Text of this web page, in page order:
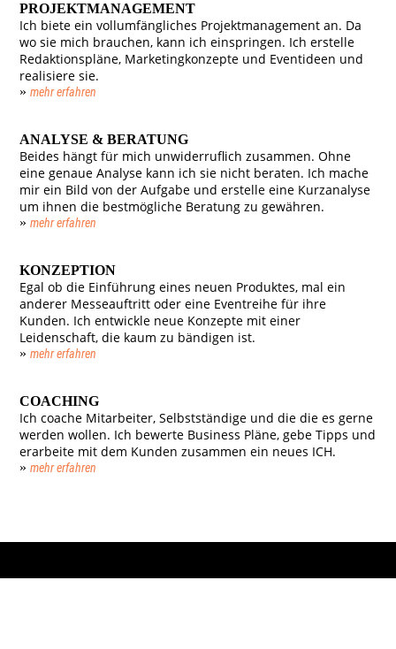
PROJEKT­MANAGEMENT
Ich biete ein vollumfängliches Projekt­manage­ment an. Da
wo sie mich brauchen, kann ich einspringen. Ich erstelle
Redaktionspläne, Marketingkonzepte und Eventideen und
realisiere sie.
»mehr erfahren
ANALYSE & BERATUNG
Beides hängt für mich unwiderruflich zusammen. Ohne
eine genaue Analyse kann ich sie nicht beraten. Ich mache
mir ein Bild von der Aufgabe und erstelle eine Kurzanalyse
um ihnen die bestmögliche Beratung zu gewähren.
»mehr erfahren
KONZEPTION
Egal ob die Einführung eines neuen Produktes, mal ein
anderer Messeauftritt oder eine Eventreihe für ihre
Kunden. Ich entwickle neue Konzepte mit einer
Leidenschaft, die kaum zu bändigen ist.
»mehr erfahren
COACHING
Ich coache Mitarbeiter, Selbstständige und die die es gerne
werden wollen. Ich bewerte Business Pläne, gebe Tipps und
erarbeite mit dem Kunden zusammen ein neues ICH.
»mehr erfahren